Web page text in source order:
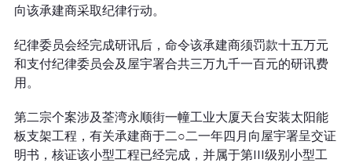
向该承建商采取纪律行动。
纪律委员会经完成研讯后，命令该承建商须罚款十五万元
和支付纪律委员会及屋宇署合共三万九千一百元的研讯费
用。
第二宗个案涉及荃湾永顺街一幢工业大厦天台安装太阳能
板支架工程，有关承建商于二○二一年四月向屋宇署呈交证
明书，核证该小型工程已经完成，并属于第III级别小型工